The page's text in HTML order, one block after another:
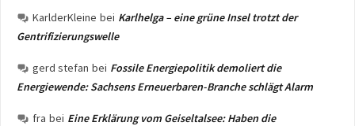
KarlderKleine bei Karlhelga – eine grüne Insel trotzt der
Gentrifizierungswelle
gerd stefan bei Fossile Energiepolitik demoliert die
Energiewende: Sachsens Erneuerbaren-Branche schlägt Alarm
fra bei Eine Erklärung vom Geiseltalsee: Haben die